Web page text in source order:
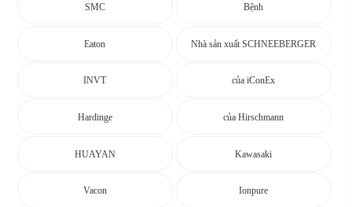
SMC Bệnh
Eaton Nhà sản xuất SCHNEEBERGER
INVT của iConEx
Hardinge của Hirschmann
HUAYAN Kawasaki
Vacon Ionpure